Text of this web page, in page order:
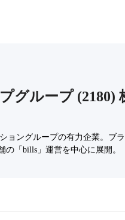
グループ(2180)
ョングループの有力企業。ブ
の「bills」運営を中心に展開。